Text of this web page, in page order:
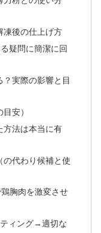
凍後の仕上げ方
疑問に簡潔に回
実際の影響と目
安）
方法は本当に有
の代わり候補と使
胸肉を激変させ
ィング→適切な